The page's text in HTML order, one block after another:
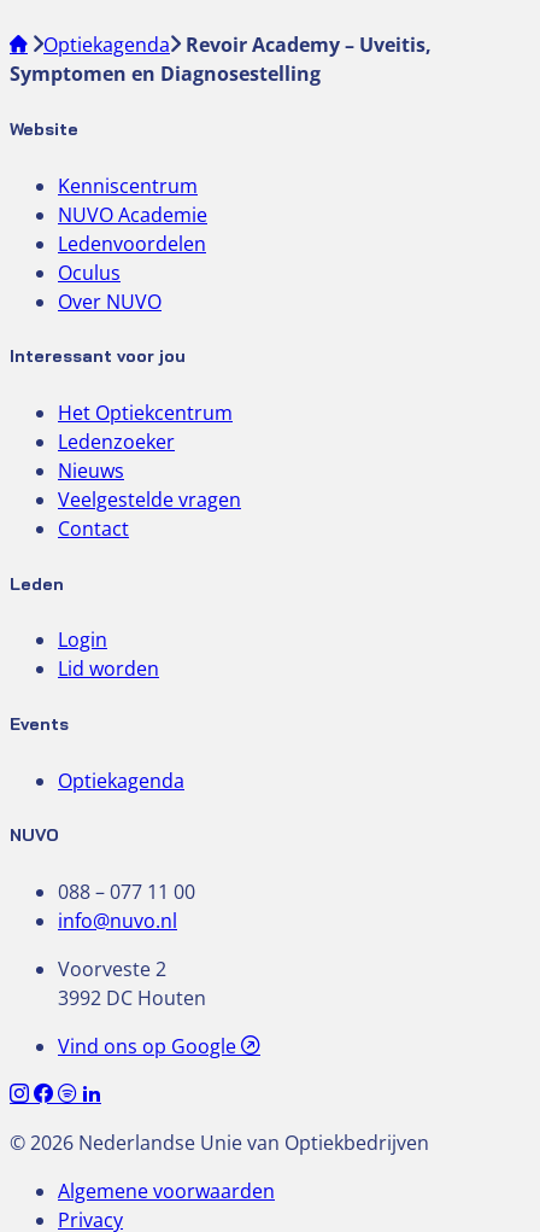
Optiekagenda
Revoir Academy – Uveitis,
Symptomen en Diagnosestelling
Website
Kenniscentrum
NUVO Academie
Ledenvoordelen
Oculus
Over NUVO
Interessant voor jou
Het Optiekcentrum
Ledenzoeker
Nieuws
Veelgestelde vragen
Contact
Leden
Login
Lid worden
Events
Optiekagenda
NUVO
088 – 077 11 00
info@nuvo.nl
Voorveste 2
3992 DC Houten
Vind ons op Google
© 2026 Nederlandse Unie van Optiekbedrijven
Algemene voorwaarden
Privacy